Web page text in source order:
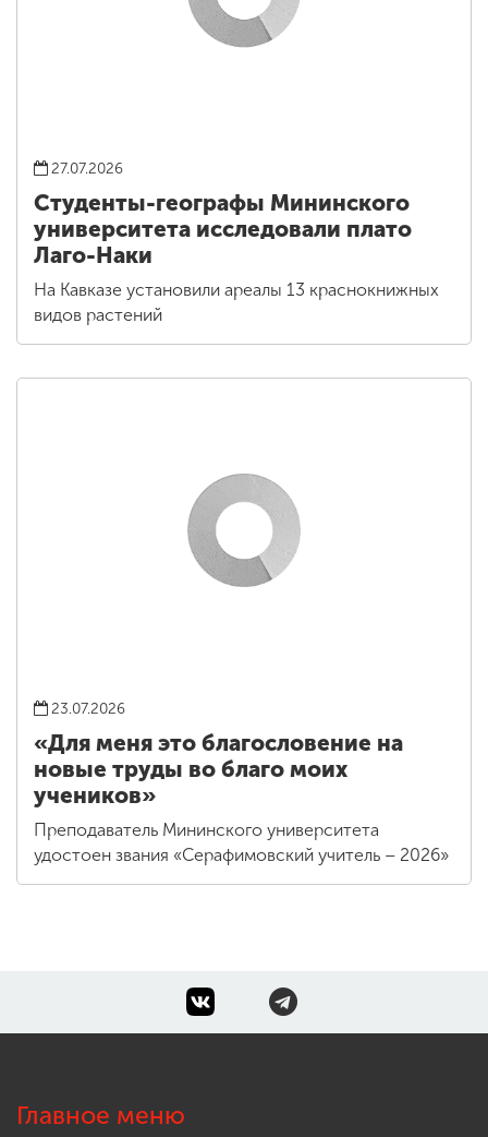
27.07.2026
Студенты-географы Мининского
университета исследовали плато
Лаго-Наки
На Кавказе установили ареалы 13 краснокнижных
23.07.2026
«Для меня это благословение на
новые труды во благо моих
учеников»
Преподаватель Мининского университета